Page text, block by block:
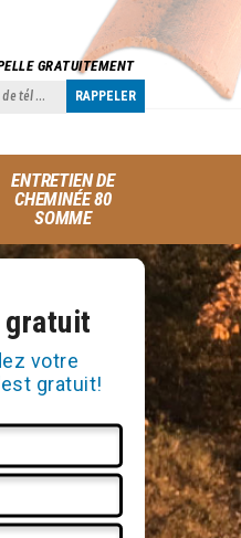
GRATUITEMENT
ENTRETIEN DE
CHEMINÉE 80
SOMME
gratuit
votre
gratuit!